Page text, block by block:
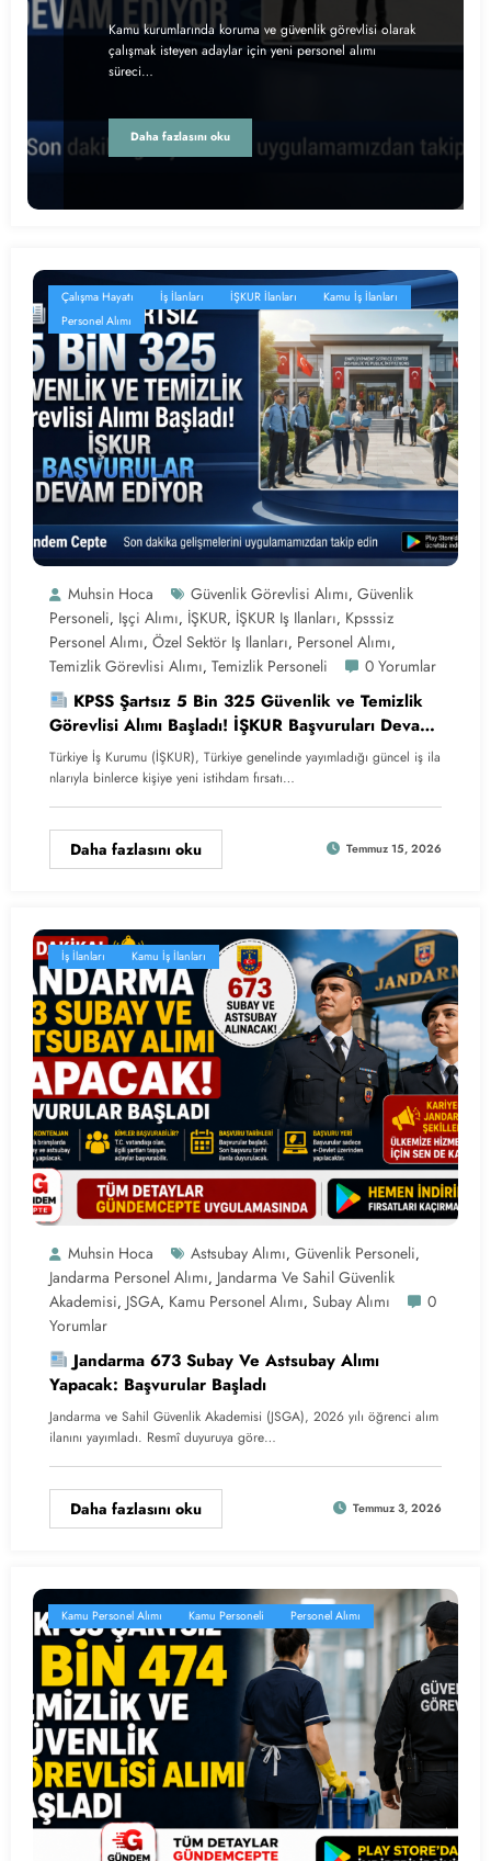
Kamu kurumlarında koruma ve güvenlik görevlisi olarak
çalışmak isteyen adaylar için yeni personel alımı
süreci…
Daha fazlasını oku
Çalışma Hayatı İş İlanları İŞKUR İlanları
Kamu İş İlanları
Personel Alımı
Muhsin Hoca Güvenlik Görevlisi Alımı, Güvenlik
Personeli, Işçi Alımı, İŞKUR, İŞKUR Iş Ilanları, Kpsssiz
Personel Alımı, Özel Sektör Iş Ilanları, Personel Alımı,
Temizlik Görevlisi Alımı, Temizlik Personeli 0 Yorumlar
KPSS Şartsız 5 Bin 325 Güvenlik ve Temizlik
Görevlisi Alımı Başladı! İŞKUR Başvuruları Devam
Ediyor
Türkiye İş Kurumu (İŞKUR), Türkiye genelinde yayımladığı güncel iş ila
nlarıyla binlerce kişiye yeni istihdam fırsatı…
Daha fazlasını oku Temmuz 15, 2026
İş İlanları Kamu İş İlanları
Muhsin Hoca Astsubay Alımı, Güvenlik Personeli,
Jandarma Personel Alımı, Jandarma Ve Sahil Güvenlik
Akademisi, JSGA, Kamu Personel Alımı, Subay Alımı
0
Yorumlar
Jandarma 673 Subay Ve Astsubay Alımı
Yapacak: Başvurular Başladı
Jandarma ve Sahil Güvenlik Akademisi (JSGA), 2026 yılı öğrenci alım
ilanını yayımladı. Resmî duyuruya göre…
Daha fazlasını oku Temmuz 3, 2026
Kamu Personel Alımı Kamu Personeli Personel Alımı